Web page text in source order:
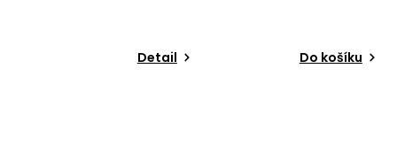
Detail Do košíku